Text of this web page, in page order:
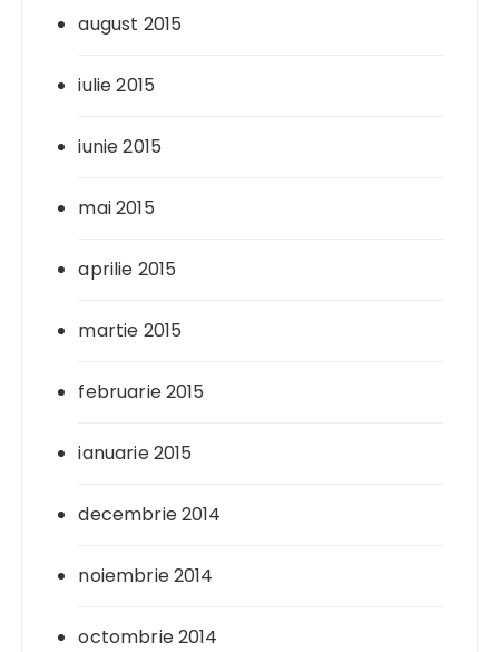
august 2015
iulie 2015
iunie 2015
mai 2015
aprilie 2015
martie 2015
februarie 2015
ianuarie 2015
decembrie 2014
noiembrie 2014
octombrie 2014